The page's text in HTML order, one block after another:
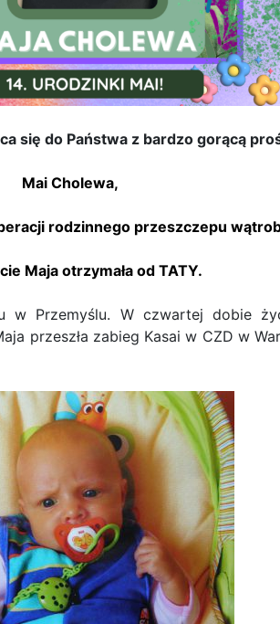
się do Państwa z bardzo gorącą
Mai Cholewa,
rodzinnego przeszczepu
Maja otrzymała od TATY.
w Przemyślu. W czwartej dobie
przeszła zabieg Kasai w CZD w